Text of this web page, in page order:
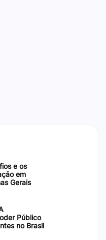
e os
em
Gerais
Público
no Brasil